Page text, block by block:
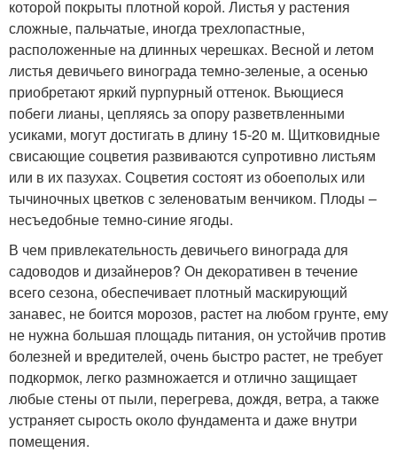
которой покрыты плотной корой. Листья у растения
сложные, пальчатые, иногда трехлопастные,
расположенные на длинных черешках. Весной и летом
листья девичьего винограда темно-зеленые, а осенью
приобретают яркий пурпурный оттенок. Вьющиеся
побеги лианы, цепляясь за опору разветвленными
усиками, могут достигать в длину 15-20 м. Щитковидные
свисающие соцветия развиваются супротивно листьям
или в их пазухах. Соцветия состоят из обоеполых или
тычиночных цветков с зеленоватым венчиком. Плоды –
несъедобные темно-синие ягоды.
В чем привлекательность девичьего винограда для
садоводов и дизайнеров? Он декоративен в течение
всего сезона, обеспечивает плотный маскирующий
занавес, не боится морозов, растет на любом грунте, ему
не нужна большая площадь питания, он устойчив против
болезней и вредителей, очень быстро растет, не требует
подкормок, легко размножается и отлично защищает
любые стены от пыли, перегрева, дождя, ветра, а также
устраняет сырость около фундамента и даже внутри
помещения.